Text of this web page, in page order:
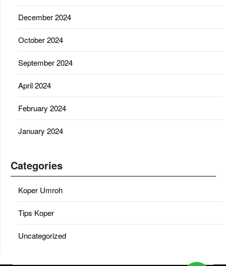
December 2024
October 2024
September 2024
April 2024
February 2024
January 2024
Categories
Koper Umroh
Tips Koper
Uncategorized